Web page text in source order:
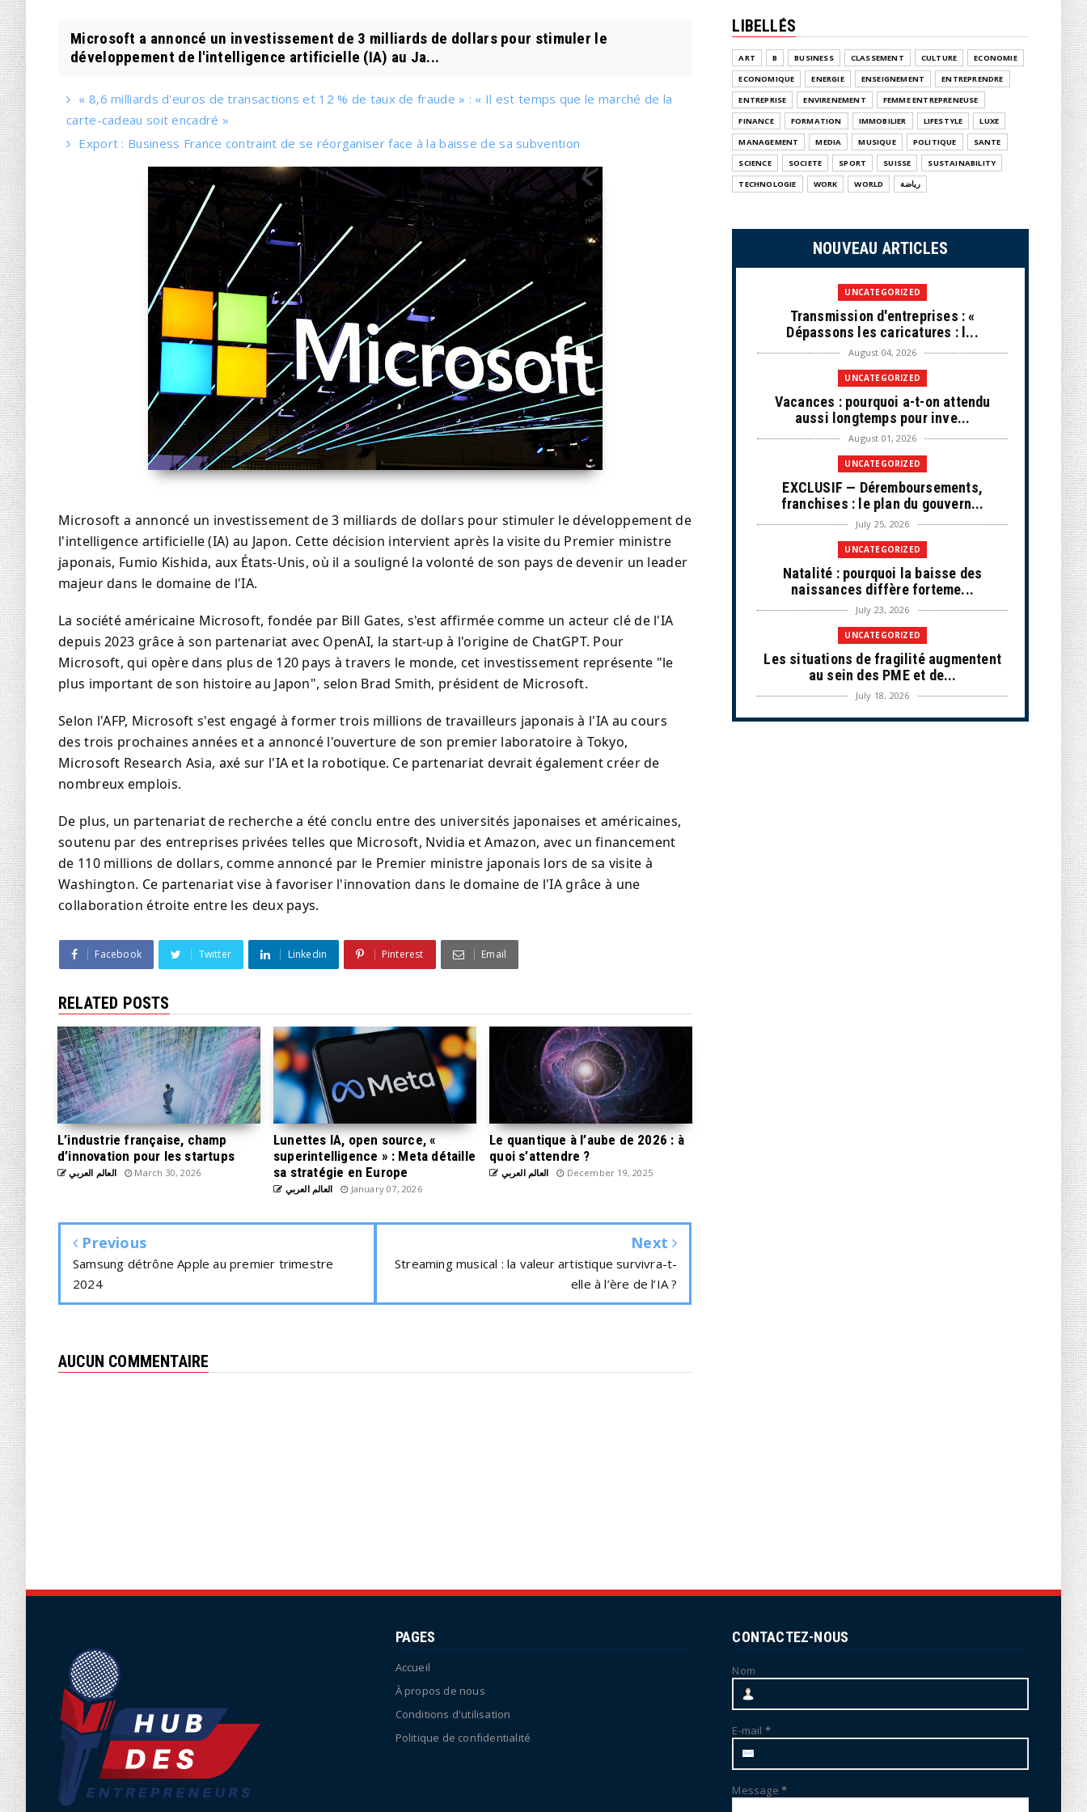
Microsoft a annoncé un investissement de 3 milliards de dollars pour stimuler le
développement de l'intelligence artificielle (IA) au Ja...
« 8,6 milliards d'euros de transactions et 12 % de taux de fraude » : « Il est temps que le marché de la
carte-cadeau soit encadré »
Export : Business France contraint de se réorganiser face à la baisse de sa subvention
Microsoft a annoncé un investissement de 3 milliards de dollars pour stimuler le développement de
l'intelligence artificielle (IA) au Japon. Cette décision intervient après la visite du Premier ministre
japonais, Fumio Kishida, aux États-Unis, où il a souligné la volonté de son pays de devenir un leader
majeur dans le domaine de l'IA.
La société américaine Microsoft, fondée par Bill Gates, s'est affirmée comme un acteur clé de l'IA
depuis 2023 grâce à son partenariat avec OpenAI, la start-up à l'origine de ChatGPT. Pour
Microsoft, qui opère dans plus de 120 pays à travers le monde, cet investissement représente "le
plus important de son histoire au Japon", selon Brad Smith, président de Microsoft.
Selon l'AFP, Microsoft s'est engagé à former trois millions de travailleurs japonais à l'IA au cours
des trois prochaines années et a annoncé l'ouverture de son premier laboratoire à Tokyo,
Microsoft Research Asia, axé sur l'IA et la robotique. Ce partenariat devrait également créer de
nombreux emplois.
De plus, un partenariat de recherche a été conclu entre des universités japonaises et américaines,
soutenu par des entreprises privées telles que Microsoft, Nvidia et Amazon, avec un financement
de 110 millions de dollars, comme annoncé par le Premier ministre japonais lors de sa visite à
Washington. Ce partenariat vise à favoriser l'innovation dans le domaine de l'IA grâce à une
collaboration étroite entre les deux pays.
Facebook Twitter Linkedin Pinterest Email
RELATED POSTS
L’industrie française, champ
d’innovation pour les startups
العالم العربي March 30, 2026
Lunettes IA, open source, «
superintelligence » : Meta détaille
sa stratégie en Europe
العالم العربي January 07, 2026
Le quantique à l’aube de 2026 : à
quoi s’attendre ?
العالم العربي December 19, 2025
Previous
Samsung détrône Apple au premier trimestre
2024
Next
Streaming musical : la valeur artistique survivra-t-
elle à l’ère de l’IA ?
AUCUN COMMENTAIRE
LIBELLÉS
ART B BUSINESS CLASSEMENT CULTURE
ECONOMIE
ECONOMIQUE
ENERGIE ENSEIGNEMENT
ENTREPRENDRE
ENTREPRISE
ENVIRENEMENT
FEMME ENTREPRENEUSE
FINANCE
FORMATION IMMOBILIER LIFESTYLE
LUXE
MANAGEMENT
MEDIA MUSIQUE POLITIQUE
SANTE
SCIENCE
SOCIETE SPORT SUISSE
SUSTAINABILITY
TECHNOLOGIE
WORK WORLD رياضة
NOUVEAU ARTICLES
UNCATEGORIZED
Transmission d'entreprises : «
Dépassons les caricatures : l...
August 04, 2026
UNCATEGORIZED
Vacances : pourquoi a-t-on attendu
aussi longtemps pour inve...
August 01, 2026
UNCATEGORIZED
EXCLUSIF — Déremboursements,
franchises : le plan du gouvern...
July 25, 2026
UNCATEGORIZED
Natalité : pourquoi la baisse des
naissances diffère forteme...
July 23, 2026
UNCATEGORIZED
Les situations de fragilité augmentent
au sein des PME et de...
July 18, 2026
ECONOMIE
PAGES
Accueil
À propos de nous
Conditions d'utilisation
Politique de confidentialité
CONTACTEZ-NOUS
Nom
E-mail *
Message *